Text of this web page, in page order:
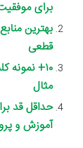
برای
بهترین
قطعی
۱۰+
مثال
آموزش و